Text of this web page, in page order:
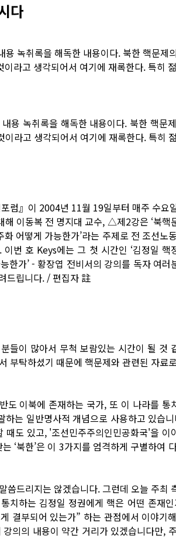
다
녹취록을 해독한 내용이다. 북한 핵문제
라고 생각되어서 여기에 재록한다. 특히
용 녹취록을 해독한 내용이다. 북한 핵문
라고 생각되어서 여기에 재록한다. 특히
럼』이 2004년 11월 19일부터 매주 수요
이동복 전 명지대 교수, △제2강은 ‘북핵
어떻게 가능한가’라는 주제로 전 조선노
번 호 Keys에는 그 첫 시간인 ‘김정일 핵
한가’ - 황장엽 전비서의 강의를 독자 여러
드립니다. / 편집자 註
들이 많아서 무척 보람있는 시간이 될 것
부탁하셨기 때문에 핵문제와 관련된 자료
도 이북에 존재하는 국가, 또 이 나라를 통
는 일반명사적 개념으로 사용하고 있습
도 있고, '조선민주주의인민공화국'을 이
‘북한’은 이 3가지를 엄격하게 구별하여
씀드리지는 않겠습니다. 그런데 오늘 주최
치하는 김정일 정권에게 핵은 어떤 존재
결부되어 있는가” 하는 관점에서 이야기
의의 내용이 약간 거리가 있겠습니다만,